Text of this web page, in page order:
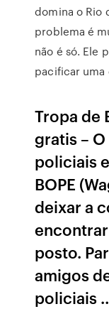
domina o Rio
problema é
não é só. Ele
pacificar
Tropa de
gratis –
policiais
BOPE
deixar a
posto.
amigos
policiais